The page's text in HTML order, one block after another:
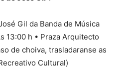
Gil da Banda de Música
13:00 h • Praza Arquitecto
de choiva, trasladaranse as
Cultural)